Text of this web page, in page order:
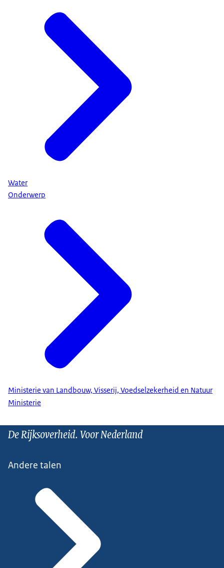
Water
Onderwerp
Ministerie van Landbouw, Visserij, Voedselzekerheid en Natuur
Ministerie
De Rijksoverheid. Voor Nederland
Andere talen